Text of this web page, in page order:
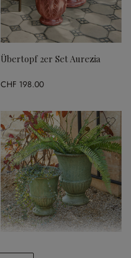
Übertopf 2er Set Aurezia
CHF 198.00